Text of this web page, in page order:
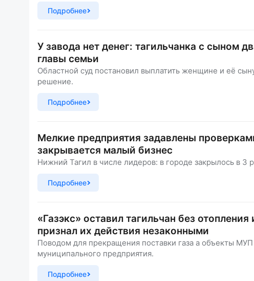
Подробнее
У завода нет денег: тагильчанка с сыном
главы семьи
Областной суд постановил выплатить женщине и её
решение.
Подробнее
Мелкие предприятия задавлены
закрывается малый бизнес
Нижний Тагил в числе лидеров: в городе закрылось в 3
Подробнее
«Газэкс» оставил тагильчан без
признал их действия незаконными
Поводом для прекращения поставки газа а объекты
муниципального предприятия.
Подробнее